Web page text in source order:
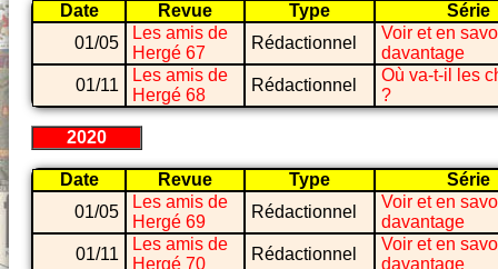
Date Revue Type
Série
01/05
Les amis de
Hergé 67
Rédactionnel
Voir et en
davantage
01/11
Les amis de
Hergé 68
Rédactionnel
Où va-t-il les
?
2020
Date Revue Type
Série
01/05
Les amis de
Hergé 69
Rédactionnel
Voir et en
davantage
01/11
Les amis de
Hergé 70
Rédactionnel
Voir et en
davantage